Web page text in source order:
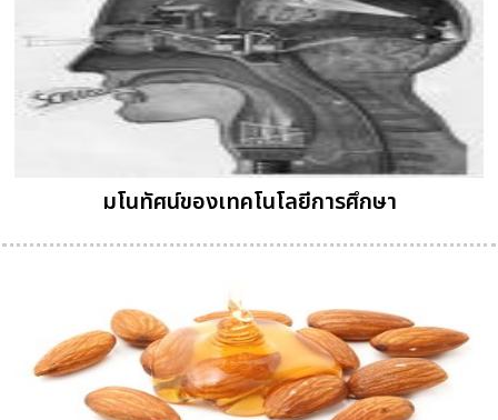
มโนทัศน์ของเทคโนโลยีการศึกษา